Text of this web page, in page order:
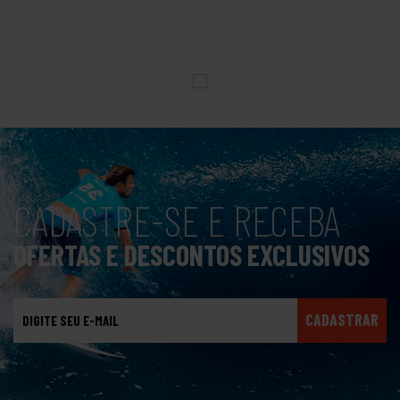
CADASTRE-SE E RECEBA
OFERTAS E DESCONTOS EXCLUSIVOS
CADASTRAR